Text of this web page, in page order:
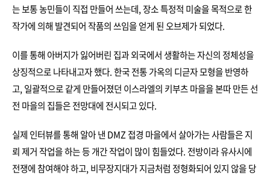
는 보통 농민들이 직접 만들어 쓰는데, 장소 특정적 미술을 목적으로 한
작가에 의해 발견되어 작품의 쓰임을 얻게 된 오브제가 되었다.
이를 통해 아버지가 잃어버린 집과 외국에서 생활하는 자신의 정체성을
상징적으로 나타내고자 했다. 한국 전통 가옥의 디귿자 모형을 반영하
고, 일괄적으로 같게 만들어졌던 이스라엘의 키부츠 마을을 본따 만든 선
전 마을의 집들은 전망대에 전시되고 있다.
실제 인터뷰를 통해 알아 낸 DMZ 접경 마을에서 살아가는 사람들은 지
뢰 제거 작업을 하는 등 개간 작업이 많이 힘들었다. 전방이라 유사시에
전쟁에 참여해야 하고, 비무장지대가 지금처럼 정형화되어 있지 않을 당